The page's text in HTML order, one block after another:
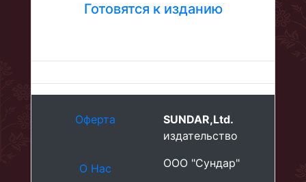
Готовятся к изданию
Оферта
О Нас
SUNDAR,Ltd.
издательство
ООО "Сундар"